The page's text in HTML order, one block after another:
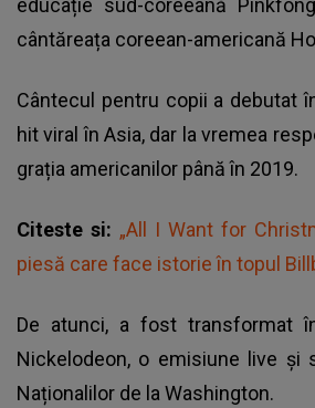
educație sud-coreeană
cântăreața coreean-americană
Cântecul pentru copii a debutat
hit viral în Asia, dar la vremea
grația americanilor până în 2019.
Citeste si: „All I Want for
piesă care face istorie în topul
De atunci, a fost transformat
Nickelodeon, o emisiune live și
Naționalilor de la Washington.